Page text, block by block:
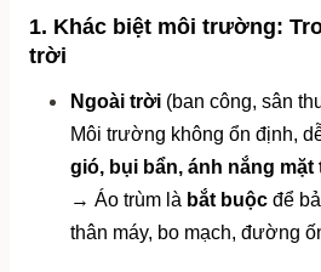
1. Khác biệt môi trường:
trời
Ngoài trời (ban công, sân
Môi trường không ổn định,
gió, bụi bẩn, ánh nắng mặt
→ Áo trùm là bắt buộc để
thân máy, bo mạch, đường